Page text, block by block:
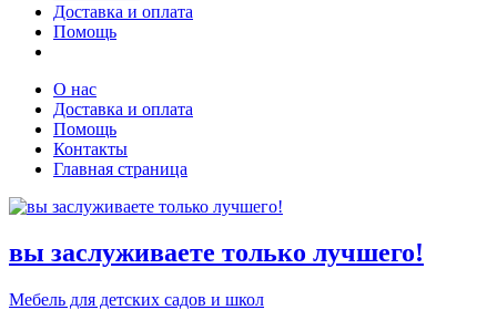
Доставка и оплата
Помощь
О нас
Доставка и оплата
Помощь
Контакты
Главная страница
вы заслуживаете только лучшего!
Мебель для детских садов и школ